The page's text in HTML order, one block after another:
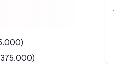
375.000)